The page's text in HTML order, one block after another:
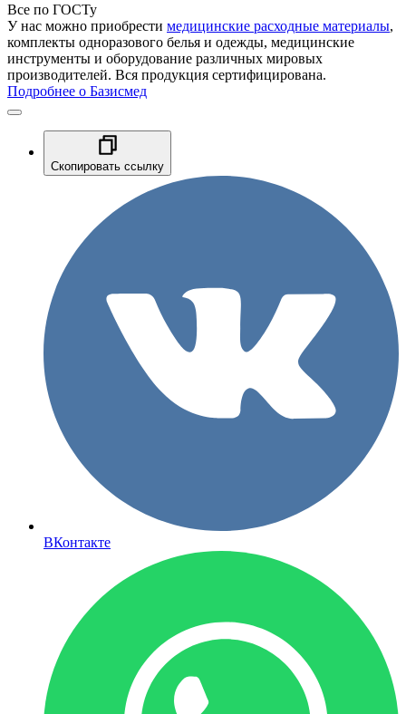
Все по ГОСТу
У нас можно приобрести медицинские расходные материалы,
комплекты одноразового белья и одежды, медицинские
инструменты и оборудование различных мировых
производителей. Вся продукция сертифицирована.
Подробнее о Базисмед
Скопировать ссылку
ВКонтакте